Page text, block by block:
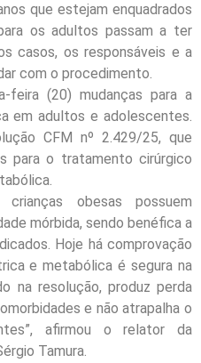
que estejam enquadrados
os adultos passam a ter
casos, os responsáveis e a
com o procedimento.
feira (20) mudanças para a
em adultos e adolescentes.
CFM nº 2.429/25, que
para o tratamento cirúrgico
obesas possuem
mórbida, sendo benéfica a
Hoje há comprovação
e metabólica é segura na
na resolução, produz perda
e não atrapalha o
afirmou o relator da
Tamura.